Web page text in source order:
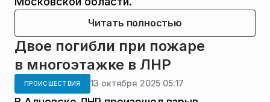
Читать полностью
Двое погибли при пожаре
в многоэтажке в ЛНР
ПРОИСШЕСТВИЯ 13 октября 2025 05:17